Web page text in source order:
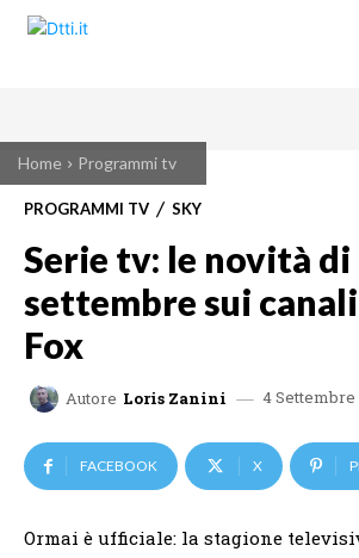
Home Programmi tv
PROGRAMMI TV SKY
Serie tv: le novità di
settembre sui
Fox
Autore Loris Zanini 4 Settembre
FACEBOOK X
Ormai è ufficiale: la stagione